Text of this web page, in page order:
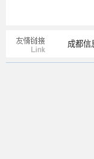
成都信